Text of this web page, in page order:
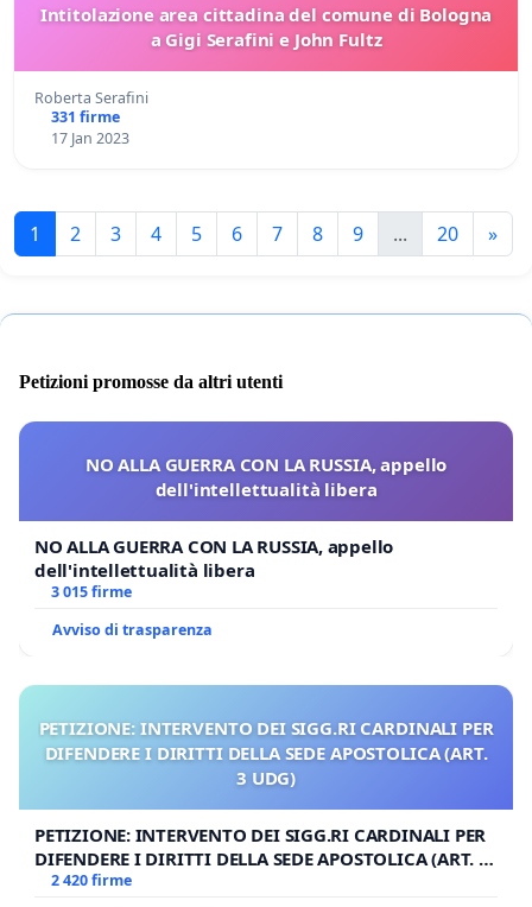
Intitolazione area cittadina del comune di Bologna
a Gigi Serafini e John Fultz
Roberta Serafini
331 firme
17 Jan 2023
1 2 3 4 5 6 7 8 9 ... 20 »
Petizioni promosse da altri utenti
NO ALLA GUERRA CON LA RUSSIA, appello
dell'intellettualità libera
NO ALLA GUERRA CON LA RUSSIA, appello
dell'intellettualità libera
3 015 firme
Avviso di trasparenza
PETIZIONE: INTERVENTO DEI SIGG.RI CARDINALI PER
DIFENDERE I DIRITTI DELLA SEDE APOSTOLICA (ART.
3 UDG)
PETIZIONE: INTERVENTO DEI SIGG.RI CARDINALI PER
DIFENDERE I DIRITTI DELLA SEDE APOSTOLICA (ART. 3
UDG)
2 420 firme